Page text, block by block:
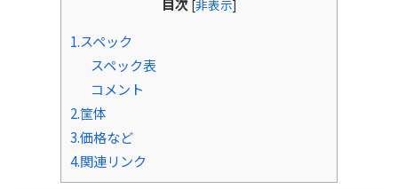
[非表示]
1.スペック
スペック表
コメント
2.筐体
3.価格など
4.関連リンク